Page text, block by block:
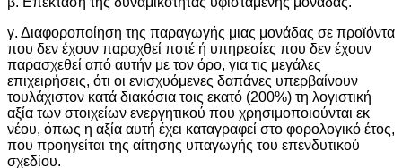
γ. Διαφοροποίηση της παραγωγής μιας μονάδας σε προϊόντα
που δεν έχουν παραχθεί ποτέ ή υπηρεσίες που δεν έχουν
παρασχεθεί από αυτήν με τον όρο, για τις μεγάλες
επιχειρήσεις, ότι οι ενισχυόμενες δαπάνες υπερβαίνουν
τουλάχιστον κατά διακόσια τοις εκατό (200%) τη λογιστική
αξία των στοιχείων ενεργητικού που χρησιμοποιούνται εκ
νέου, όπως η αξία αυτή έχει καταγραφεί στο φορολογικό έτος,
που προηγείται της αίτησης υπαγωγής του επενδυτικού
σχεδίου.